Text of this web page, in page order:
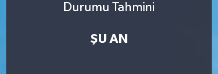
Durumu Tahmini
ŞU AN
Son Dakika Haberleri